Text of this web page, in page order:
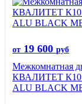
от 19 600 руб
Межкомнатная
КВАЛИТЕТ К10
ALU BLACK